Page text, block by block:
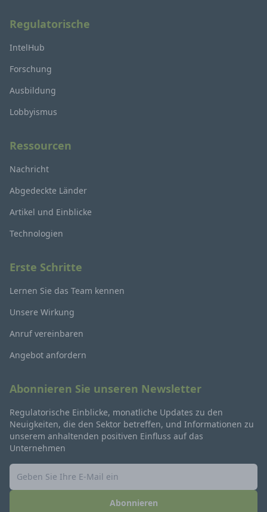
Regulatorische
IntelHub
Forschung
Ausbildung
Lobbyismus
Ressourcen
Nachricht
Abgedeckte Länder
Artikel und Einblicke
Technologien
Erste Schritte
Lernen Sie das Team kennen
Unsere Wirkung
Anruf vereinbaren
Angebot anfordern
Abonnieren Sie unseren Newsletter
Regulatorische Einblicke, monatliche Updates zu den
Neuigkeiten, die den Sektor betreffen, und Informationen zu
unserem anhaltenden positiven Einfluss auf das
Unternehmen
Abonnieren